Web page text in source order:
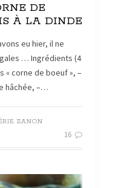
DE
À LA DINDE
eu hier, il ne
… Ingrédients (4
« corne de boeuf », –
hâchée, –…
ZANON
16